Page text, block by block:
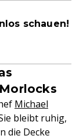
schauen!
Michael
bleibt ruhig,
die Decke